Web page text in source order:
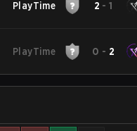
PlayTime 2 -1
PlayTime 0 - 2